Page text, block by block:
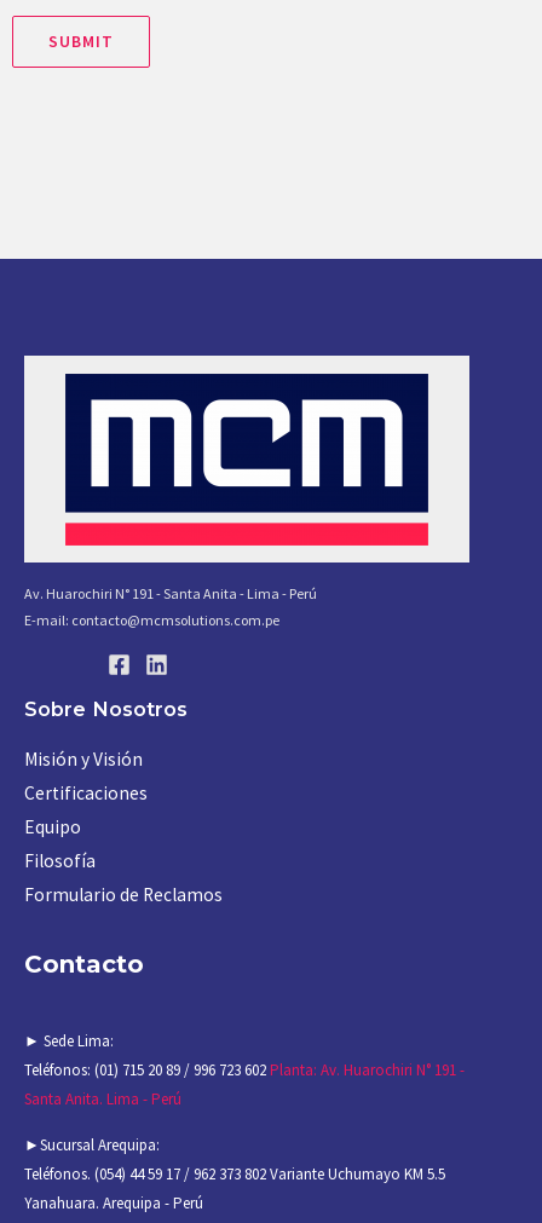
SUBMIT
Av. Huarochiri N° 191 - Santa Anita - Lima - Perú
E-mail: contacto@mcmsolutions.com.pe
Sobre Nosotros
Misión y Visión
Certificaciones
Equipo
Filosofía
Formulario de Reclamos
ContactO
► Sede Lima:
Teléfonos: (01) 715 20 89 / 996 723 602Planta: Av. Huarochiri N° 191 -
Santa Anita. Lima - Perú
►Sucursal Arequipa:
Teléfonos. (054) 44 59 17 / 962 373 802Variante Uchumayo KM 5.5
Yanahuara. Arequipa - Perú